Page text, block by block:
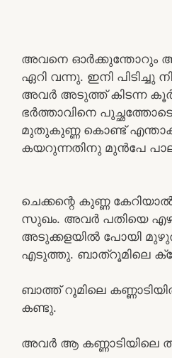
അവനെ ഓർക്കുന്തോറും
ഏറി വന്നു. ഇനി പിടിച്ചു
അവർ അടുത്ത് കിടന്ന
ഭർത്താവിനെ
മുതുകുണ്ണ കൊണ്ട്
കയറുന്നതിനു മുൻപേ
ചെക്കന്റെ കുണ്ണ
സുഖം. അവർ പതിയെ
അടുക്കളയിൽ പോയി
എടുത്തു. ബാത്റൂമിലെ
ബാത്ത് റൂമിലെ
കണ്ടു.
അവർ ആ കണ്ണാടിയിലെ